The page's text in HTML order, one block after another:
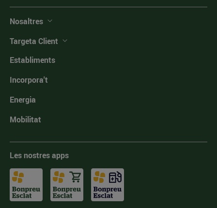
Nosaltres
Targeta Client
Establiments
Incorpora't
Energia
Mobilitat
Les nostres apps